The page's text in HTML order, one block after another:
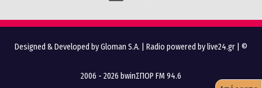
Designed & Developed by Gloman S.A. Radio powered by live24.gr | ©
2006 - 2026 bwinΣΠΟΡ FM 94.6